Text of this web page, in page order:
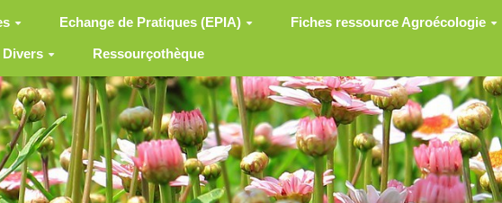
Echange de Pratiques (EPIA) Fiches ressource Agroécologie
Divers Ressourçothèque